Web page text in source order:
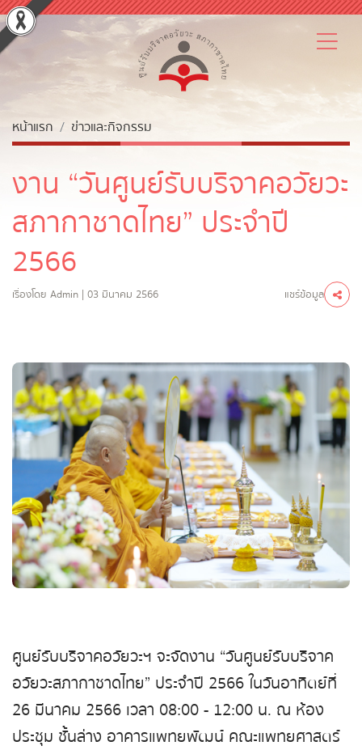
หน้าแรก ข่าวและกิจกรรม
งาน “วันศูนย์รับบริจาคอวัยวะ
สภากาชาดไทย” ประจำปี
2566
เรื่องโดย Admin | 03 มีนาคม 2566 แชร์ข้อมูล
ศูนย์รับบริจาคอวัยวะฯ จะจัดงาน “วันศูนย์รับบริจาค
อวัยวะสภากาชาดไทย” ประจำปี 2566 ในวันอาทิตย์ที่
26 มีนาคม 2566 เวลา 08:00 - 12:00 น. ณ ห้อง
ประชุม ชั้นล่าง อาคารแพทยพัฒน์ คณะแพทยศาสตร์